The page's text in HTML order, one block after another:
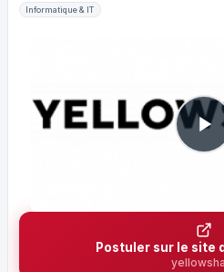
Informatique & IT
Postuler sur le site